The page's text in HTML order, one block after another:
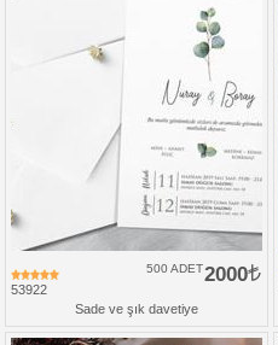
53922
2000
500 ADET
Sade ve şık davetiye